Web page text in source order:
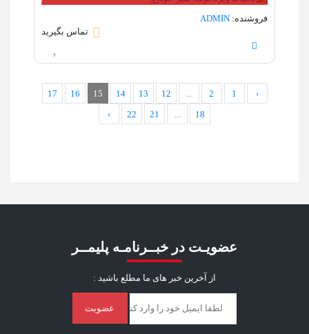
فروشنده: ADMIN
تماس بگیرید
‹
1
2
...
12
13
14
15
16
17
18
...
21
22
›
عضویـت در خبــرنامـه پلیمــر
از آخرین خبر ‌های ما مطلع باشید :
عضویت